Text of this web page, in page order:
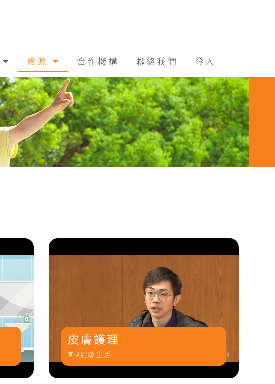
資源 合作機構 聯絡我們 登入
皮膚護理
健康生活